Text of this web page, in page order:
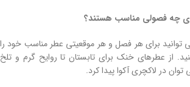
چه فصولی مناسب‌ هستند؟
می‌ توانید برای هر فصل و هر موقعیتی عطر مناسب خود را
از عطرهای خنک برای تابستان تا روایح گرم و تلخ
توان در لاکچری آکوا پیدا کرد.